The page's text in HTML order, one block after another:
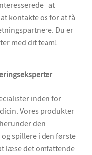
i at
kontakte os for at få
Du er
med dit team!
inden for
Vores produkter
den
spillere i den første
læse det omfattende